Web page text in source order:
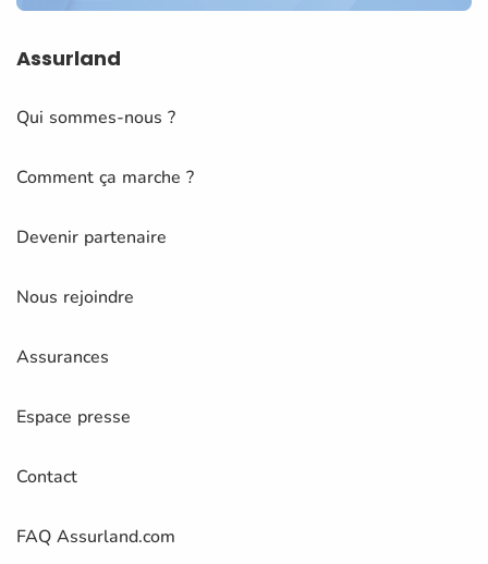
Assurland
Qui sommes-nous ?
Comment ça marche ?
Devenir partenaire
Nous rejoindre
Assurances
Espace presse
Contact
FAQ Assurland.com